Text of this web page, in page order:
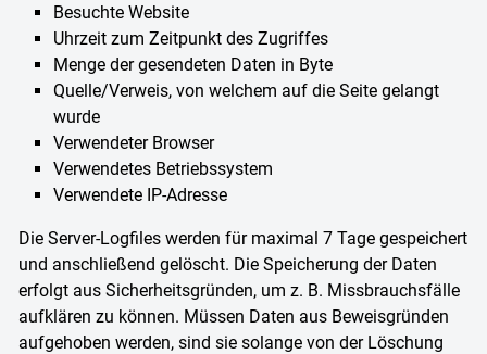
Besuchte Website
Uhrzeit zum Zeitpunkt des Zugriffes
Menge der gesendeten Daten in Byte
Quelle/Verweis, von welchem auf die Seite gelangt
wurde
Verwendeter Browser
Verwendetes Betriebssystem
Verwendete IP-Adresse
Die Server-Logfiles werden für maximal 7 Tage gespeichert
und anschließend gelöscht. Die Speicherung der Daten
erfolgt aus Sicherheitsgründen, um z. B. Missbrauchsfälle
aufklären zu können. Müssen Daten aus Beweisgründen
aufgehoben werden, sind sie solange von der Löschung